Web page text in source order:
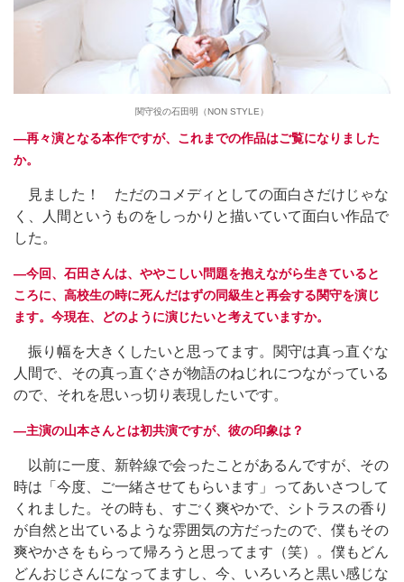
関守役の石田明（NON STYLE）
―再々演となる本作ですが、これまでの作品はご覧になりました
か。
見ました！ ただのコメディとしての面白さだけじゃな
く、人間というものをしっかりと描いていて面白い作品で
した。
―今回、石田さんは、ややこしい問題を抱えながら生きていると
ころに、高校生の時に死んだはずの同級生と再会する関守を演じ
ます。今現在、どのように演じたいと考えていますか。
振り幅を大きくしたいと思ってます。関守は真っ直ぐな
人間で、その真っ直ぐさが物語のねじれにつながっている
ので、それを思いっ切り表現したいです。
―主演の山本さんとは初共演ですが、彼の印象は？
以前に一度、新幹線で会ったことがあるんですが、その
時は「今度、ご一緒させてもらいます」ってあいさつして
くれました。その時も、すごく爽やかで、シトラスの香り
が自然と出ているような雰囲気の方だったので、僕もその
爽やかさをもらって帰ろうと思ってます（笑）。僕もどん
どんおじさんになってますし、今、いろいろと黒い感じな